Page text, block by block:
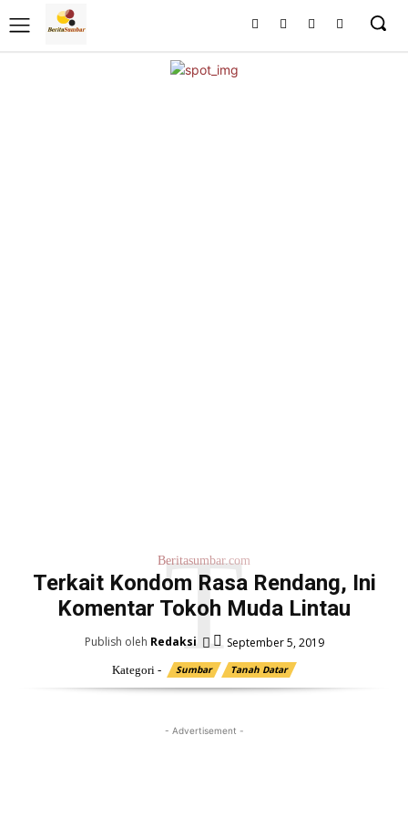
Beritasumbar.com
Terkait Kondom Rasa Rendang, Ini
Komentar Tokoh Muda Lintau
T
Publish oleh Redaksi September 5, 2019
Kategori - Sumbar Tanah Datar
- Advertisement -